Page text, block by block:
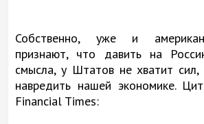
Собственно, уже и
признают, что давить на
смысла, у Штатов не хватит сил,
навредить нашей экономике.
Financial Times: